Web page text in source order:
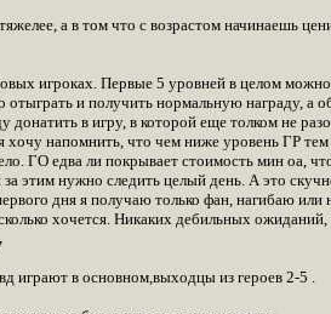
а в том что с возрастом начинаешь
игроках. Первые 5 уровней в целом
отыграть и получить нормальную награду, а
в игру, в которой еще толком не
хочу напомнить, что чем ниже уровень ГР
ГО едва ли покрывает стоимость мин оа,
этим нужно следить целый день. А это
дня я получаю только фан, нагибаю
хочется. Никаких дебильных
играют в основном,выходцы из героев 2-5 .